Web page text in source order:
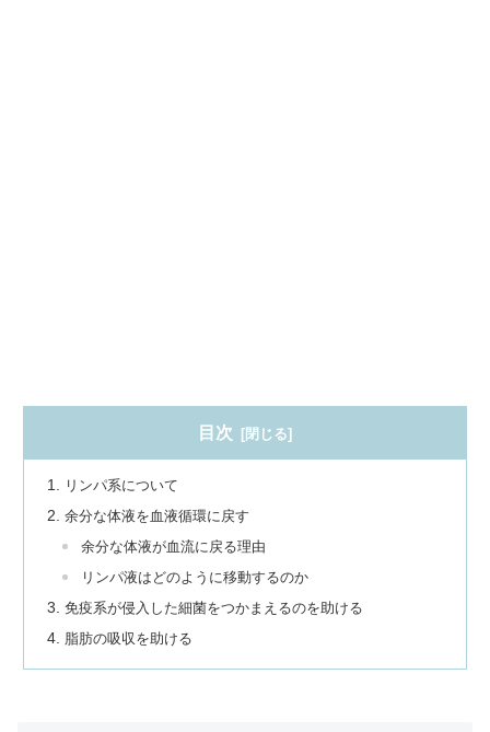
目次
リンパ系について
余分な体液を血液循環に戻す
余分な体液が血流に戻る理由
リンパ液はどのように移動するのか
免疫系が侵入した細菌をつかまえるのを助ける
脂肪の吸収を助ける